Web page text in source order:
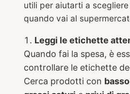
utili per aiutarti a
quando vai al
Leggi le etichette
Quando fai la spesa, è
controllare le etichette
Cerca prodotti con